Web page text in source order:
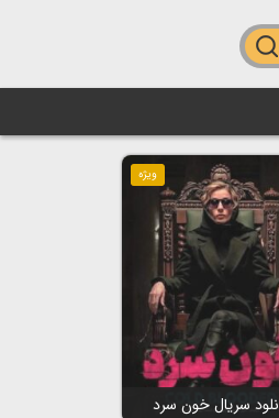
ویژه
سریال خون سرد